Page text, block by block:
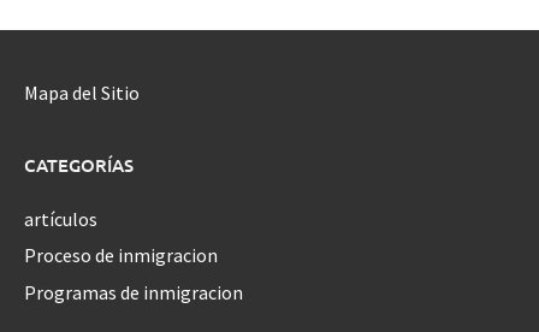
Mapa del Sitio
CATEGORÍAS
artículos
Proceso de inmigracion
Programas de inmigracion